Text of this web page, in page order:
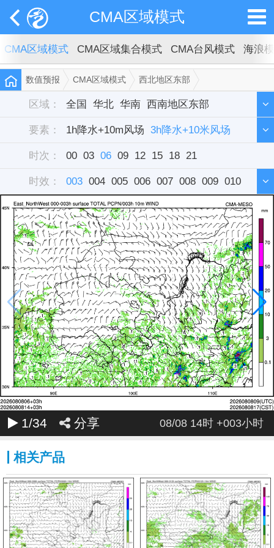
CMA区域模式
CMA区域模式 CMA区域集合模式 CMA台风模式 海浪
数值预报 CMA区域模式 西北地区东部
3h降水+10米风场
区域： 全国 华北 华南 西南地区东部
西北地区东部 东北 华中 西藏 新疆
华东 单站
要素： 1h降水+10m风场 3h降水+10米风场
6h降水+10米风场 12h降水+10米风场
雷达组合反射率
时次： 00 03 06 09 12 15 18 21
时效： 003 004 005 006 007 008 009 010
011 012 013 014 015 016 017 018
019 020 021 022 023 024 025 026
027 028 029 030 031 032 033 034
035 036
1/34 分享 08/08 14时 +003小时
相关产品